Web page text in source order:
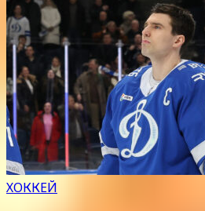
ХОККЕЙ